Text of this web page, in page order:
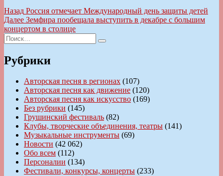
Навигация
по
записям
Назад Предыдущая
запись:
Россия отмечает Международный день защиты детей
Далее Следующая
запись:
Земфира пообещала выступить в декабре с большим
концертом в столице
Искать:
Поиск
Рубрики
Авторская песня в регионах (107)
Авторская песня как движение (120)
Авторская песня как искусство (169)
Без рубрики (145)
Грушинский фестиваль (82)
Клубы, творческие объединения, театры (141)
Музыкальные инструменты (69)
Новости (42 062)
Обо всем (112)
Персоналии (134)
Фестивали, конкурсы, концерты (233)